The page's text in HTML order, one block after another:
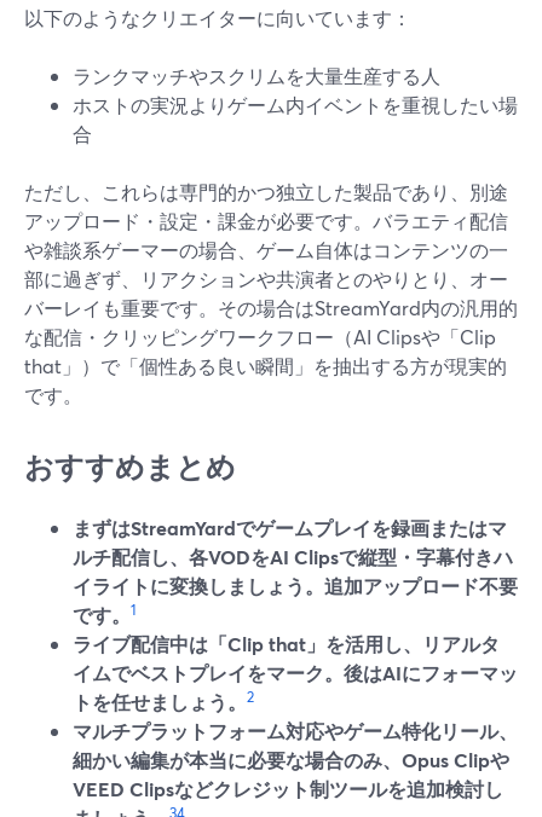
以下のようなクリエイターに向いています：
ランクマッチやスクリムを大量生産する人
ホストの実況よりゲーム内イベントを重視したい場
合
ただし、これらは専門的かつ独立した製品であり、別途
アップロード・設定・課金が必要です。バラエティ配信
や雑談系ゲーマーの場合、ゲーム自体はコンテンツの一
部に過ぎず、リアクションや共演者とのやりとり、オー
バーレイも重要です。その場合はStreamYard内の汎用的
な配信・クリッピングワークフロー（AI Clipsや「Clip
that」）で「個性ある良い瞬間」を抽出する方が現実的
です。
おすすめまとめ
まずはStreamYardでゲームプレイを録画またはマ
ルチ配信し、各VODをAI Clipsで縦型・字幕付きハ
イライトに変換しましょう。追加アップロード不要
です。
1
ライブ配信中は「Clip that」を活用し、リアルタ
イムでベストプレイをマーク。後はAIにフォーマッ
トを任せましょう。
2
マルチプラットフォーム対応やゲーム特化リール、
細かい編集が本当に必要な場合のみ、Opus Clipや
VEED Clipsなどクレジット制ツールを追加検討し
34